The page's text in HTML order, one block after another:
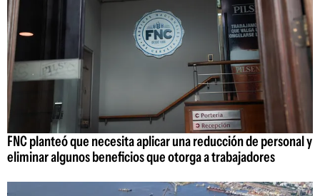
FNC planteó que necesita aplicar una reducción de personal y
eliminar algunos beneficios que otorga a trabajadores